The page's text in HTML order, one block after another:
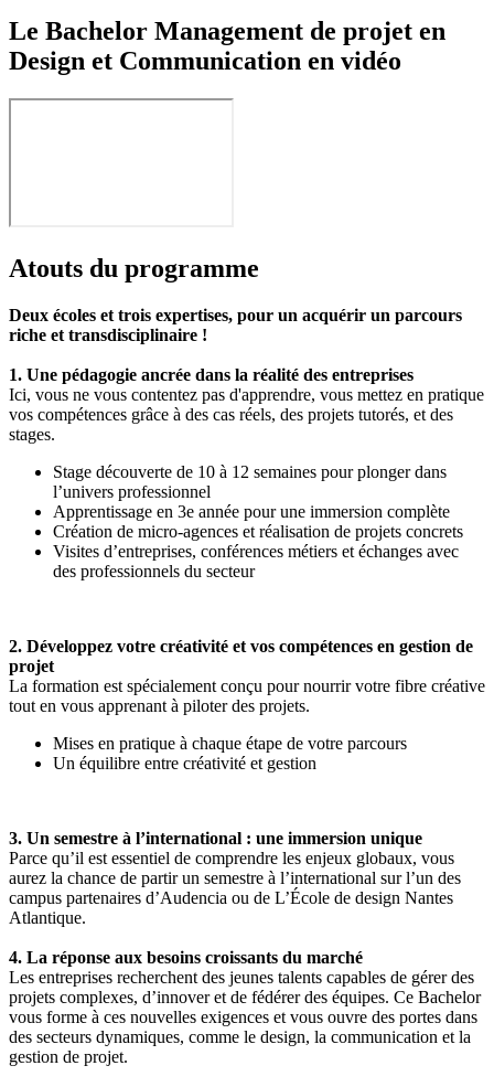
Le Bachelor Management de projet en
Design et Communication en vidéo
Atouts du programme
Deux écoles et trois expertises, pour un acquérir un parcours
riche et transdisciplinaire !
1. Une pédagogie ancrée dans la réalité des entreprises
Ici, vous ne vous contentez pas d'apprendre, vous mettez en pratique
vos compétences grâce à des cas réels, des projets tutorés, et des
stages.
Stage découverte de 10 à 12 semaines pour plonger dans
l’univers professionnel
Apprentissage en 3e année pour une immersion complète
Création de micro-agences et réalisation de projets concrets
Visites d’entreprises, conférences métiers et échanges avec
des professionnels du secteur
2. Développez votre créativité et vos compétences en gestion de
projet
La formation est spécialement conçu pour nourrir votre fibre créative
tout en vous apprenant à piloter des projets.
Mises en pratique à chaque étape de votre parcours
Un équilibre entre créativité et gestion
3. Un semestre à l’international : une immersion unique
Parce qu’il est essentiel de comprendre les enjeux globaux, vous
aurez la chance de partir un semestre à l’international sur l’un des
campus partenaires d’Audencia ou de L’École de design Nantes
Atlantique.
4. La réponse aux besoins croissants du marché
Les entreprises recherchent des jeunes talents capables de gérer des
projets complexes, d’innover et de fédérer des équipes. Ce Bachelor
vous forme à ces nouvelles exigences et vous ouvre des portes dans
des secteurs dynamiques, comme le design, la communication et la
gestion de projet.